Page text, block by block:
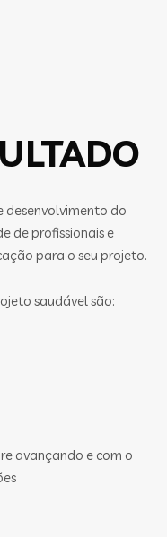
desenvolvimento do
de profissionais e
para o seu projeto.
saudável são:
avançando e com o